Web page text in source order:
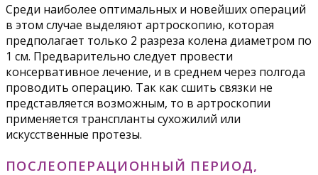
​Среди наиболее оптимальных и новейших операций
в этом случае выделяют артроскопию, которая
предполагает только 2 разреза колена диаметром по
1 см. Предварительно следует провести
консервативное лечение, и в среднем через полгода
проводить операцию. Так как сшить связки не
представляется возможным, то в артроскопии
применяется транспланты сухожилий или
искусственные протезы.​
ПОСЛЕОПЕРАЦИОННЫЙ ПЕРИОД,